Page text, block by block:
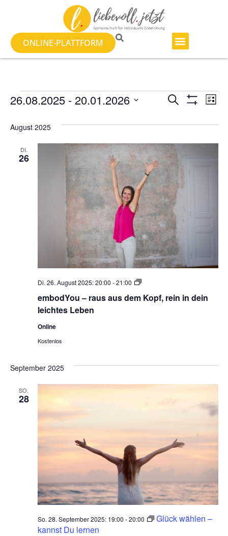
ONLINE-PLATTFORM
Suche
und
SUCHE LISTE
26.08.2025 - 20.01.2026
August 2025
DI.
26
embodYou – raus aus dem Kopf, rein in dein
leichtes Leben
Di. 26. August 2025: 20:00 -21:00
embodYou
–
raus
leichtes
Online
Kostenlos
September 2025
SO.
28
So. 28. September 2025: 19:00 -20:00
Glück wählen –
kannst Du lernen